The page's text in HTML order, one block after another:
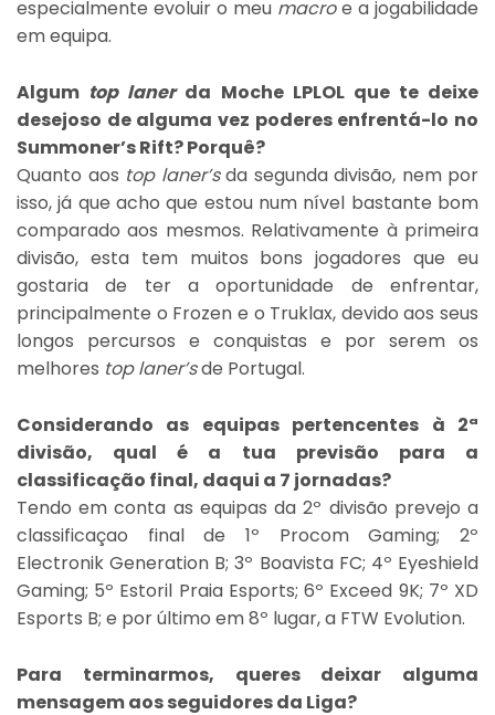
especialmente evoluir o meu macroe a jogabilidade
em equipa.
Algum top lanerda Moche LPLOL que te deixe
desejoso de alguma vez poderes enfrentá-lo no
Summoner’s Rift? Porquê?
Quanto aos top laner’sda segunda divisão, nem por
isso, já que acho que estou num nível bastante bom
comparado aos mesmos. Relativamente à primeira
divisão, esta tem muitos bons jogadores que eu
gostaria de ter a oportunidade de enfrentar,
principalmente o Frozen e o Truklax, devido aos seus
longos percursos e conquistas e por serem os
melhores top laner’sde Portugal.
Considerando as equipas pertencentes à 2ª
divisão, qual é a tua previsão para a
classificação final, daqui a 7 jornadas?
Tendo em conta as equipas da 2º divisão prevejo a
classificaçao final de 1º Procom Gaming; 2º
Electronik Generation B; 3º Boavista FC; 4º Eyeshield
Gaming; 5º Estoril Praia Esports; 6º Exceed 9K; 7º XD
Esports B; e por último em 8º lugar, a FTW Evolution.
Para terminarmos, queres deixar alguma
mensagem aos seguidores da Liga?